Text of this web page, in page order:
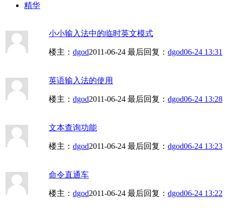
精华
小小输入法中的临时英文模式
楼主： dgod2011-06-24 最后回复： dgod06-24 13:31
英语输入法的使用
楼主： dgod2011-06-24 最后回复： dgod06-24 13:28
文本查询功能
楼主： dgod2011-06-24 最后回复： dgod06-24 13:23
命令直通车
楼主： dgod2011-06-24 最后回复： dgod06-24 13:22